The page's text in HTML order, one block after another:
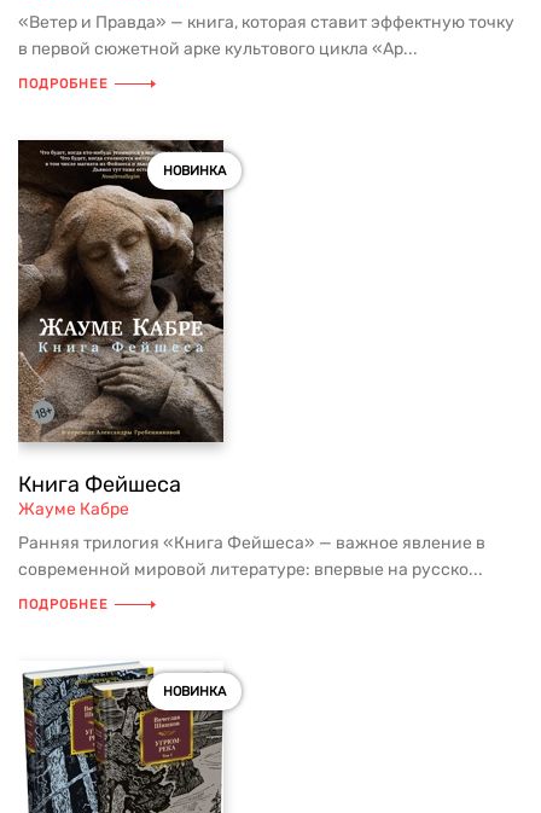
«Ветер и Правда» — книга, которая ставит эффектную точку
в первой сюжетной арке культового цикла «Ар...
ПОДРОБНЕЕ
НОВИНКА
Книга Фейшеса
Жауме Кабре
Ранняя трилогия «Книга Фейшеса» — важное явление в
современной мировой литературе: впервые на русско...
ПОДРОБНЕЕ
НОВИНКА